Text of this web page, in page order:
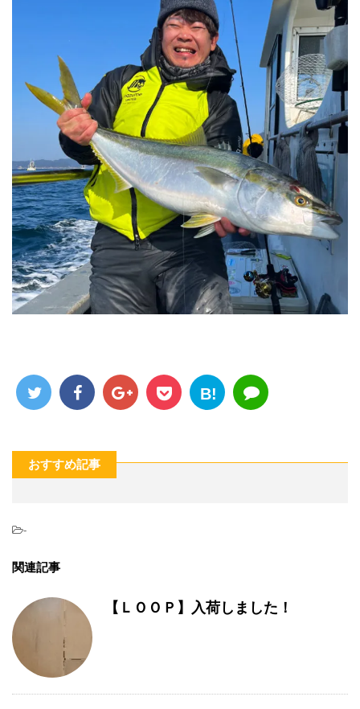
B!
おすすめ記事
-
関連記事
【ＬＯＯＰ】入荷しました！